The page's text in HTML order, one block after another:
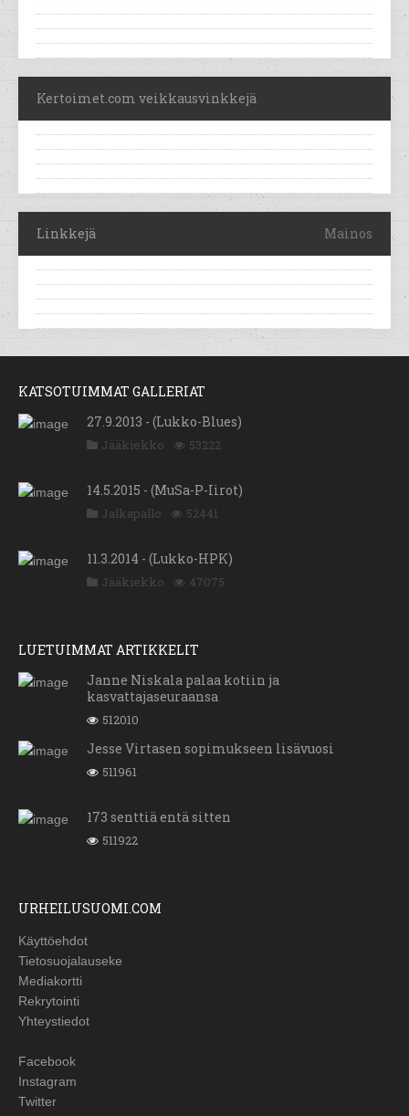
Kertoimet.com veikkausvinkkejä
Linkkejä Mainos
KATSOTUIMMAT GALLERIAT
27.9.2013 - (Lukko-Blues)
Jääkiekko 53222
14.5.2015 - (MuSa-P-Iirot)
Jalkapallo 52441
11.3.2014 - (Lukko-HPK)
Jääkiekko 47075
LUETUIMMAT ARTIKKELIT
Janne Niskala palaa kotiin ja
kasvattajaseuraansa
512010
Jesse Virtasen sopimukseen lisävuosi
511961
173 senttiä entä sitten
511922
URHEILUSUOMI.COM
Käyttöehdot
Tietosuojalauseke
Mediakortti
Rekrytointi
Yhteystiedot
Facebook
Instagram
Twitter